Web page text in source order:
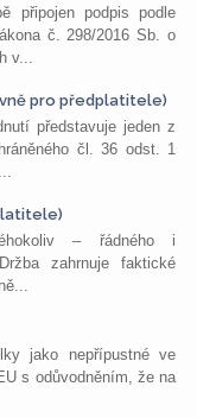
připojen podpis podle
č. 298/2016 Sb. o
v...
pro předplatitele)
představuje jeden z
čl. 36 odst. 1
– řádného i
zahrnuje faktické
jako nepřípustné ve
s odůvodněním, že na